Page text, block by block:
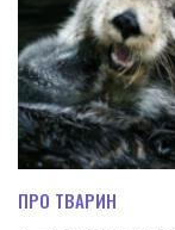
ПРО ТВАРИН